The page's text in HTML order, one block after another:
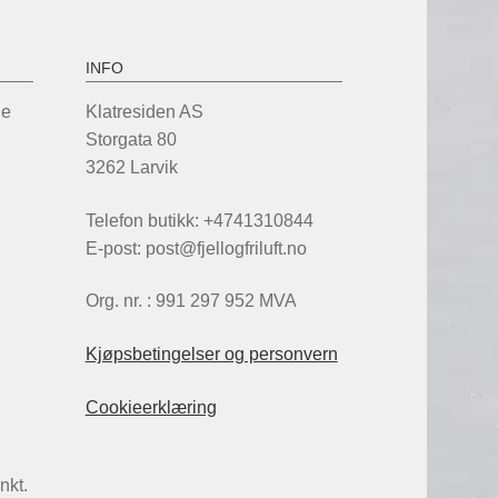
INFO
Klatresiden AS
Storgata 80
3262 Larvik
Telefon butikk: +4741310844
E-post: post@fjellogfriluft.no
Org. nr. : 991 297 952 MVA
Kjøpsbetingelser og personvern
Cookieerklæring